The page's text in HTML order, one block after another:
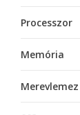
Processzor
Memória
Merevlemez